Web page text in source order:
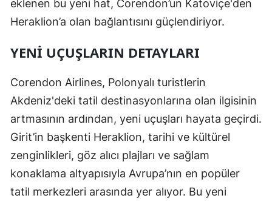
eklenen bu yeni hat, Corendon’un Katoviçe'den
Heraklion’a olan bağlantısını güçlendiriyor.
YENI UÇUŞLARIN DETAYLARI
Corendon Airlines, Polonyalı turistlerin
Akdeniz'deki tatil destinasyonlarına olan ilgisinin
artmasının ardından, yeni uçuşları hayata geçirdi.
Girit’in başkenti Heraklion, tarihi ve kültürel
zenginlikleri, göz alıcı plajları ve sağlam
konaklama altyapısıyla Avrupa’nın en popüler
tatil merkezleri arasında yer alıyor. Bu yeni